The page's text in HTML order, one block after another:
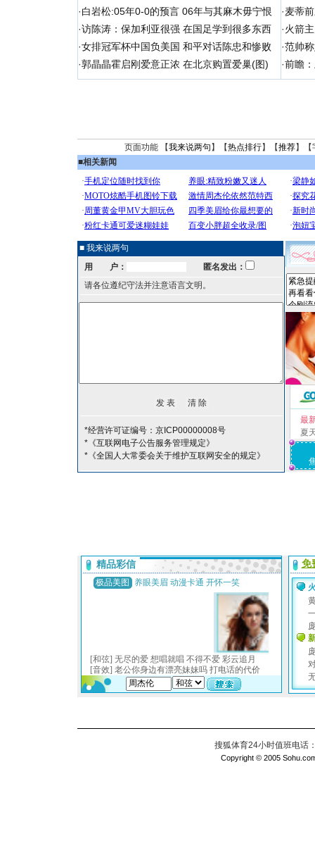
·白岩松:05年0-0的预言 06年与其麻木毋宁恨
·访陈涛：保加利亚很强 在国足学到很多东西
·女排冠军杯中国负美国 和平对话陈忠和惨败
·郭晶晶霍启刚爱意正浓 在北京购置爱巢(图)
·麦蒂
·火箭
·范帅
·前瞻
页面功能 【我来说两句 】【热点排行】【推荐】【
■相关新闻
■ 我来说两句
用 户：
匿名发出：
请各位遵纪守法并注意语言文明。
*经营许可证编号：京ICP00000008号
*《互联网电子公告服务管理规定》
*《全国人大常委会关于维护互联网安全的规定》
最
夏
搜狐体育24小时值班电话
Copyright © 2005